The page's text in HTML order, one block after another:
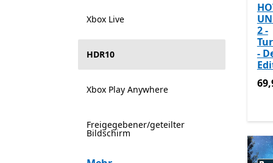
Xbox Live
HDR10
Xbox Play Anywhere
Freigegebener/geteilter
Bildschirm
2 -
-